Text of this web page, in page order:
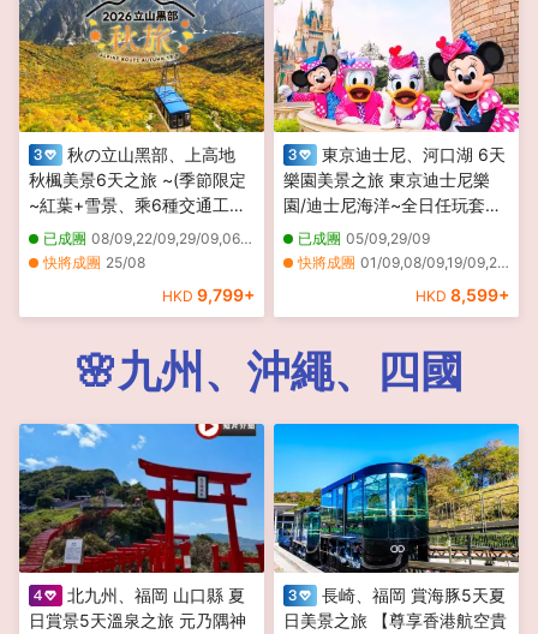
秋の立山黑部、上高地
秋楓美景6天之旅 ~(季節限定
~紅葉+雪景、乘6種交通工具
深度暢遊)、賞紅葉名所(名古
屋城、「日本三大名園」兼六
合掌村、「日本中部世外桃
已成團 08/09,22/09,29/09,06/10,13/10,20/10,06/11,13/11
快將成團 25/08
HKD 9,799+
東京迪士尼、河口湖 6天
樂園美景之旅 東京迪士尼樂
園/迪士尼海洋~全日任玩套
票、Mother牧場(欣賞花田美
景)、山中湖河馬水陸兩用巴
Outlets、１晚富士山溫泉酒店
已成團 05/09,29/09
快將成團 01/09,08/09,19/09,22/09
HKD 8,599+
🌸九州、沖繩、四國
北九州、福岡 山口縣 夏
日賞景5天溫泉之旅 元乃隅神
長崎、福岡 賞海豚5天夏
日美景之旅 【尊享香港航空貴